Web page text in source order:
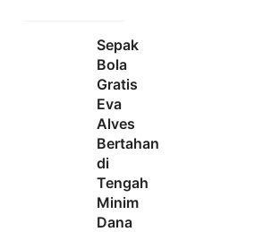
Sepak
Bola
Gratis
Eva
Alves
Bertahan
di
Tengah
Minim
Dana